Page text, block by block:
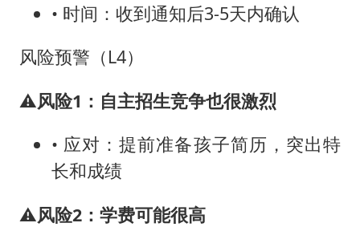
• 时间：收到通知后3-5天内确认
风险预警（L4）
⚠️风险1：自主招生竞争也很激烈
• 应对：提前准备孩子简历，突出特
长和成绩
⚠️风险2：学费可能很高